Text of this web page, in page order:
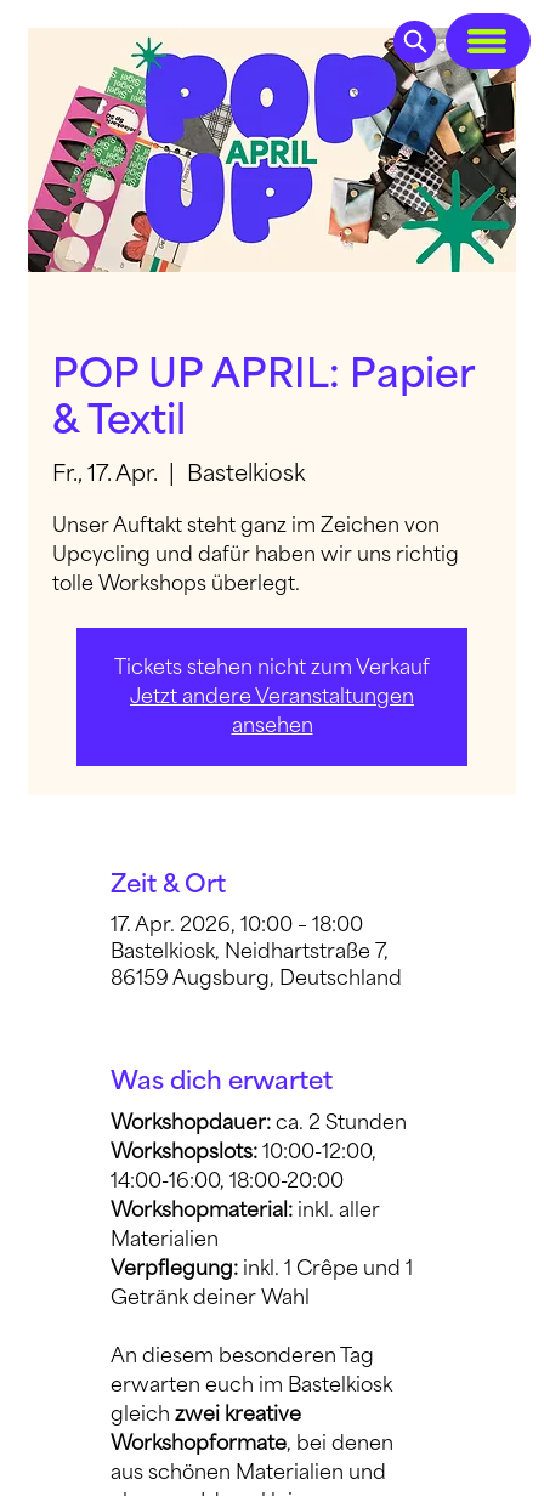
POP UP APRIL: Papier
& Textil
Fr., 17. Apr.
  |
Bastelkiosk
Unser Auftakt steht ganz im Zeichen von
Upcycling und dafür haben wir uns richtig
tolle Workshops überlegt.
Tickets stehen nicht zum Verkauf
Jetzt andere Veranstaltungen
ansehen
Zeit & Ort
17. Apr. 2026, 10:00 – 18:00
Bastelkiosk, Neidhartstraße 7,
86159 Augsburg, Deutschland
Was dich erwartet
Workshopdauer: ca. 2 Stunden
Workshopslots: 10:00-12:00,
14:00-16:00, 18:00-20:00
Workshopmaterial: inkl. aller
Materialien
Verpflegung: inkl. 1 Crêpe und 1
Getränk deiner Wahl
An diesem besonderen Tag
erwarten euch im Bastelkiosk
gleich zwei kreative
Workshopformate, bei denen
aus schönen Materialien und